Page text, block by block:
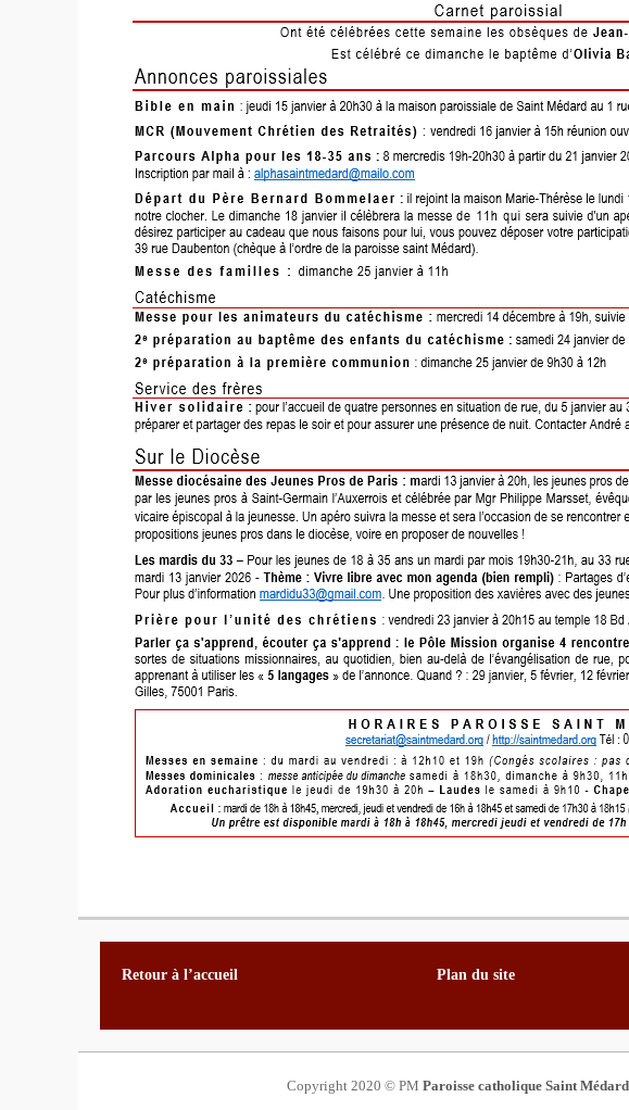
Menu
de
de
contenu
Retour à l’accueil Plan du site
Copyright 2020 © PM Paroisse catholique Saint